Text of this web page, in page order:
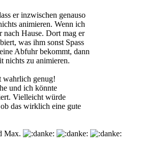
er inzwischen genauso
animieren. Wenn ich
nach Hause. Dort mag er
was ihm sonst Spass
Abfuhr bekommt, dann
nichts zu animieren.
wahrlich genug!
und ich könnte
Vielleicht würde
das wirklich eine gute
Max.